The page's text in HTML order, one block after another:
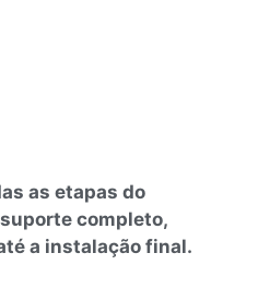
as etapas do
completo,
a instalação final.